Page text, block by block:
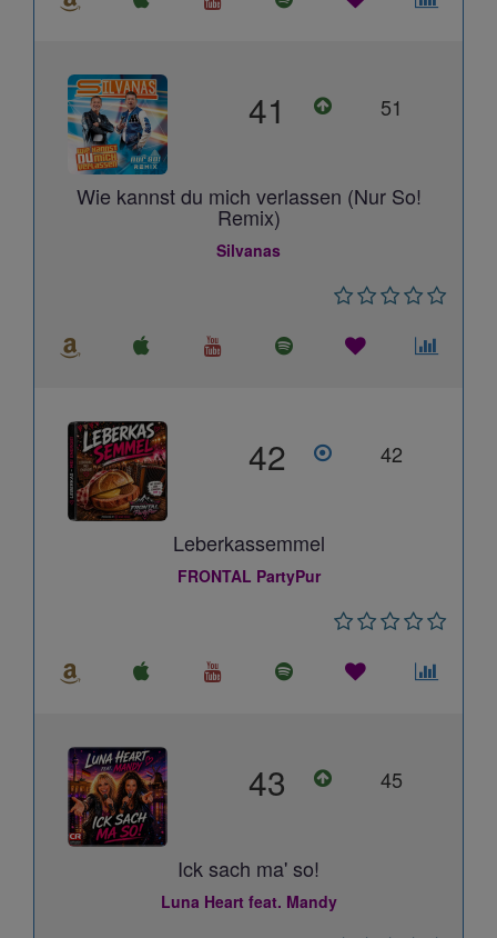
41 51
Wie kannst du mich verlassen (Nur So!
Remix)
Silvanas
42 42
Leberkassemmel
FRONTAL PartyPur
43 45
Ick sach ma' so!
Luna Heart feat. Mandy